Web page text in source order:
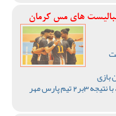
های مس کرمان
ساعت
بازی
خانگی این فصل خود در رقابت های لیگ یک، با نتیجه 3بر2 تیم پارس مهر